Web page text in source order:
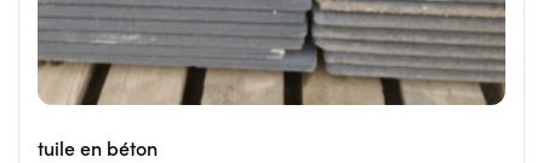
tuile en béton